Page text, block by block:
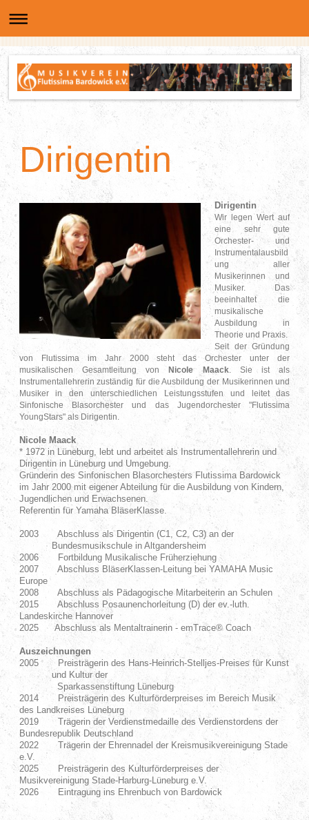
Dirigentin
Dirigentin
Wir legen Wert auf
eine sehr gute
Orchester- und
Instrumentalausbild
ung aller
Musikerinnen und
Musiker. Das
beeinhaltet die
musikalische
Ausbildung in
Theorie und Praxis.
Seit der Gründung
von Flutissima im Jahr 2000 steht das Orchester unter der
musikalischen Gesamtleitung vonNicole Maack. Sie ist als
Instrumentallehrerin zuständig für die Ausbildung der Musikerinnen und
Musiker in den unterschiedlichen Leistungsstufen und leitet das
Sinfonische Blasorchester und das Jugendorchester "Flutissima
YoungStars" als Dirigentin.
Nicole Maack
* 1972 in Lüneburg, lebt und arbeitet als Instrumentallehrerin und
Dirigentin in Lüneburg und Umgebung.
Gründerin des Sinfonischen Blasorchesters Flutissima Bardowick
im Jahr 2000 mit eigener Abteilung für die Ausbildung von Kindern,
Jugendlichen und Erwachsenen.
Referentin für Yamaha BläserKlasse.
2003 Abschluss als Dirigentin (C1, C2, C3) an der
Bundesmusikschule in Altgandersheim
2006 Fortbildung Musikalische Früherziehung
2007 Abschluss BläserKlassen-Leitung bei YAMAHA Music
Europe
2008 Abschluss als Pädagogische Mitarbeiterin an Schulen
2015 Abschluss Posaunenchorleitung (D) der ev.-luth.
Landeskirche Hannover
2025 Abschluss als Mentaltrainerin - emTrace® Coach
Auszeichnungen
2005 Preisträgerin des Hans-Heinrich-Stelljes-Preises für Kunst
und Kultur der
Sparkassenstiftung Lüneburg
2014 Preisträgerin des Kulturförderpreises im Bereich Musik
des Landkreises Lüneburg
2019 Trägerin der Verdienstmedaille des Verdienstordens der
Bundesrepublik Deutschland
2022 Trägerin der Ehrennadel der Kreismusikvereinigung Stade
e.V.
2025 Preisträgerin des Kulturförderpreises der
Musikvereinigung Stade-Harburg-Lüneburg e.V.
2026 Eintragung ins Ehrenbuch von Bardowick